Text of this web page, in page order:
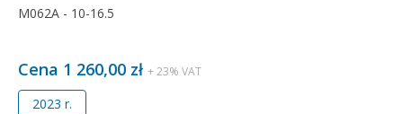
M062A - 10-16.5
Cena 1 260,00 zł + 23% VAT
2023 r.